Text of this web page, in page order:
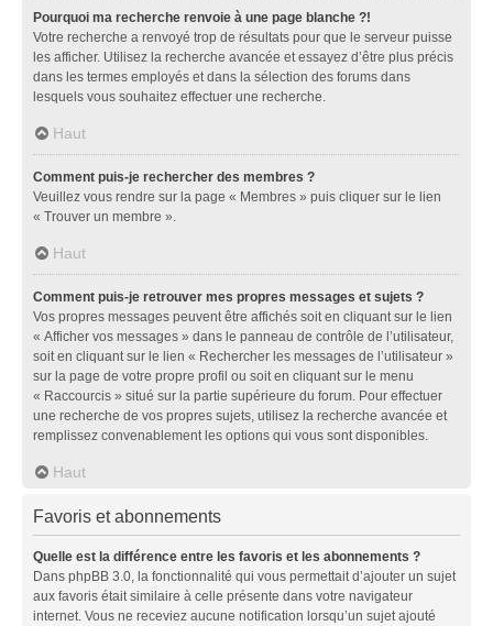
Pourquoi ma recherche renvoie à une page blanche ?!
Votre recherche a renvoyé trop de résultats pour que le serveur puisse
les afficher. Utilisez la recherche avancée et essayez d’être plus précis
dans les termes employés et dans la sélection des forums dans
lesquels vous souhaitez effectuer une recherche.
Haut
Comment puis-je rechercher des membres ?
Veuillez vous rendre sur la page « Membres » puis cliquer sur le lien
« Trouver un membre ».
Haut
Comment puis-je retrouver mes propres messages et sujets ?
Vos propres messages peuvent être affichés soit en cliquant sur le lien
« Afficher vos messages » dans le panneau de contrôle de l’utilisateur,
soit en cliquant sur le lien « Rechercher les messages de l’utilisateur »
sur la page de votre propre profil ou soit en cliquant sur le menu
« Raccourcis » situé sur la partie supérieure du forum. Pour effectuer
une recherche de vos propres sujets, utilisez la recherche avancée et
remplissez convenablement les options qui vous sont disponibles.
Haut
Favoris et abonnements
Quelle est la différence entre les favoris et les abonnements ?
Dans phpBB 3.0, la fonctionnalité qui vous permettait d’ajouter un sujet
aux favoris était similaire à celle présente dans votre navigateur
internet. Vous ne receviez aucune notification lorsqu’un sujet ajouté